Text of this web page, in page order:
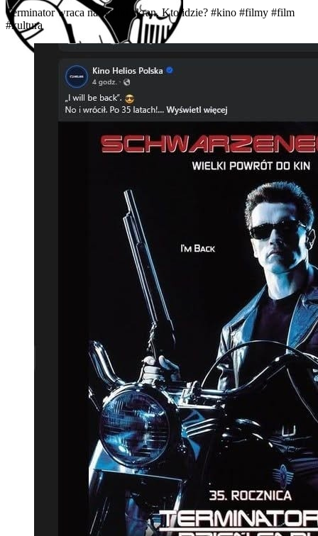
Terminator wraca na wielki ekran. Kto idzie? #kino #filmy #film
#kultura